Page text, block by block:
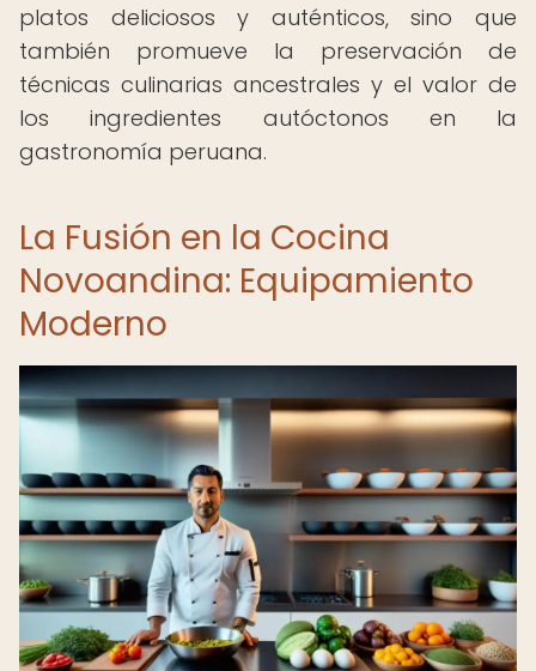
platos deliciosos y auténticos, sino que
también promueve la preservación de
técnicas culinarias ancestrales y el valor de
los ingredientes autóctonos en la
gastronomía peruana.
La Fusión en la Cocina
Novoandina: Equipamiento
Moderno